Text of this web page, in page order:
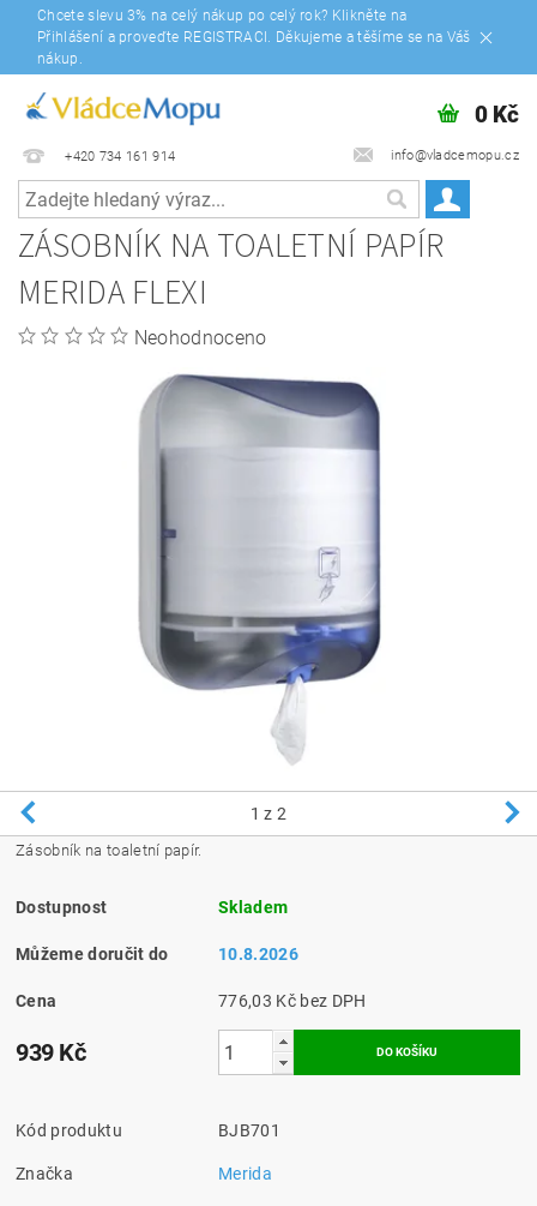
Chcete slevu 3% na celý nákup po celý rok? Klikněte na
Přihlášení a proveďte REGISTRACI. Děkujeme a těšíme se na Váš
nákup.
+420 734 161 914 info@vladcemopu.cz
0 Kč
ZÁSOBNÍK NA TOALETNÍ PAPÍR
MERIDA FLEXI
Neohodnoceno
1 z 2
Zásobník na toaletní papír.
Dostupnost Skladem
Můžeme doručit do 10.8.2026
Cena 776,03 Kč bez DPH
939 Kč
Kód produktu BJB701
Značka Merida